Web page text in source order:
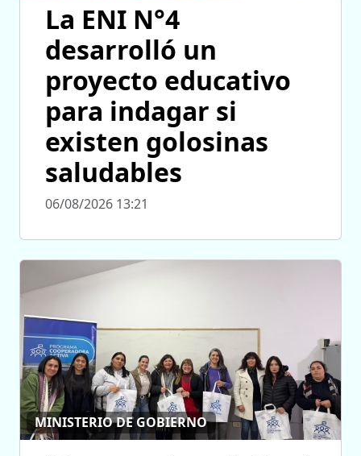
La ENI N°4
desarrolló un
proyecto educativo
para indagar si
existen golosinas
saludables
06/08/2026 13:21
MINISTERIO DE GOBIERNO